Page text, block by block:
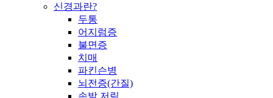
신경과란?
두통
어지럼증
불면증
치매
파킨슨병
뇌전증(간질)
손발 저림